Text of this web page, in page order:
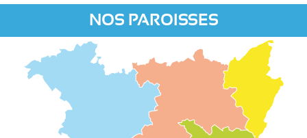
NOS PAROISSES